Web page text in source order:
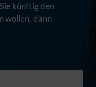
künftig den
wollen, dann